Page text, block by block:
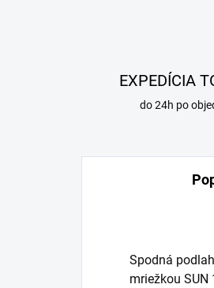
EXPEDÍCIA
do 24h po
Spodná
mriežkou